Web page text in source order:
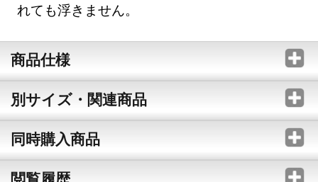
れても浮きません。
商品仕様
別サイズ・関連商品
同時購入商品